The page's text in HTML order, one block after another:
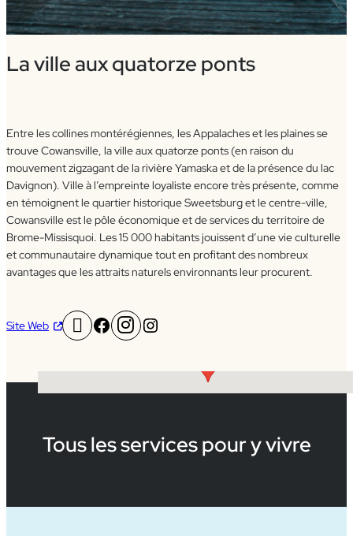
La ville aux quatorze ponts
Entre les collines montérégiennes, les Appalaches et les plaines se
trouve Cowansville, la ville aux quatorze ponts (en raison du
mouvement zigzagant de la rivière Yamaska et de la présence du lac
Davignon). Ville à l’empreinte loyaliste encore très présente, comme
en témoignent le quartier historique Sweetsburg et le centre-ville,
Cowansville est le pôle économique et de services du territoire de
Brome-Missisquoi. Les 15 000 habitants jouissent d’une vie culturelle
et communautaire dynamique tout en profitant des nombreux
avantages que les attraits naturels environnants leur procurent.
Site Web Facebook Instagram
Tous les services pour y vivre